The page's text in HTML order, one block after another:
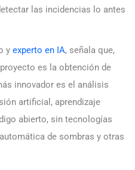
las incidencias lo antes
y experto en IA, señala que,
es la obtención de
innovador es el análisis
artificial, aprendizaje
abierto, sin tecnologías
de sombras y otras